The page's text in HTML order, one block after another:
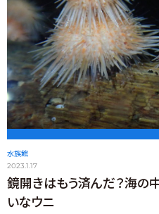
水族館
2023.1.17
鏡開きはもう済んだ？海の
いなウニ